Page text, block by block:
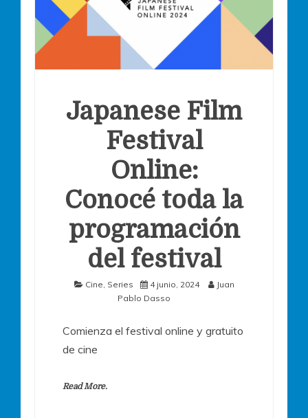
Japanese Film
Festival
Online:
Conocé toda la
programación
del festival
Cine, Series 4 junio, 2024
Juan
Pablo Dasso
Comienza el festival online y gratuito
de cine
Read More.